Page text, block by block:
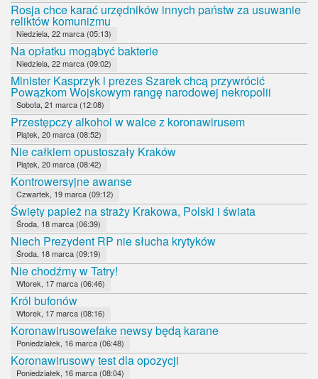
Rosja chce karać urzędników innych państw za usuwanie
reliktów komunizmu
Niedziela, 22 marca (05:13)
Na opłatku mogąbyć bakterie
Niedziela, 22 marca (09:02)
Minister Kasprzyk i prezes Szarek chcą przywrócić
Powązkom Wojskowym rangę narodowej nekropolii
Sobota, 21 marca (12:08)
Przestępczy alkohol w walce z koronawirusem
Piątek, 20 marca (08:52)
Nie całkiem opustoszały Kraków
Piątek, 20 marca (08:42)
Kontrowersyjne awanse
Czwartek, 19 marca (09:12)
Święty papież na straży Krakowa, Polski i świata
Środa, 18 marca (06:39)
Niech Prezydent RP nie słucha krytyków
Środa, 18 marca (09:19)
Nie chodźmy w Tatry!
Wtorek, 17 marca (06:46)
Król bufonów
Wtorek, 17 marca (08:16)
Koronawirusowefake newsy będą karane
Poniedziałek, 16 marca (06:48)
Koronawirusowy test dla opozycji
Poniedziałek, 16 marca (08:04)